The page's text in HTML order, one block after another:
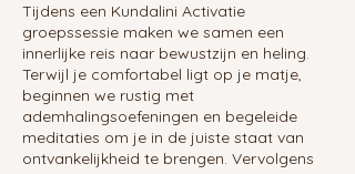
Tijdens een Kundalini Activatie
groepssessie maken we samen een
innerlijke reis naar bewustzijn en heling.
Terwijl je comfortabel ligt op je matje,
beginnen we rustig met
ademhalingsoefeningen en begeleide
meditaties om je in de juiste staat van
ontvankelijkheid te brengen. Vervolgens